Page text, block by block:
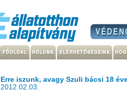
Erre iszunk, avagy Szuli bácsi 18
2012.02.03.